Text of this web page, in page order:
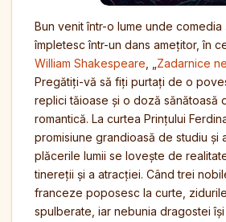
Bun venit într-o lume unde comedia
împletesc într-un dans amețitor, în
William Shakespeare
Zadarnice
Pregătiți-vă să fiți purtați de o
replici tăioase și o doză sănătoasă
romantică. La curtea Prințului
promisiune grandioasă de studiu și
plăcerile lumii se lovește de
tinereții și a atracției. Când trei
franceze poposesc la curte,
spulberate, iar nebunia dragostei